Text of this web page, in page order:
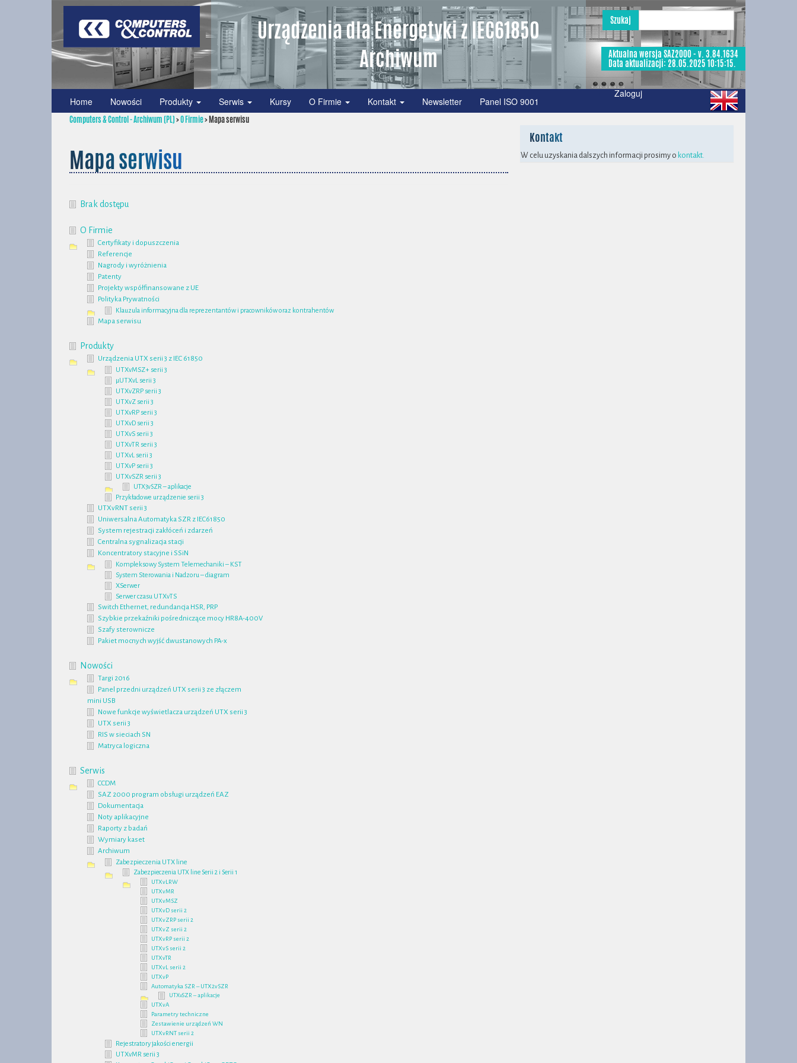
Urządzenia dla Energetyki z IEC61850
Archiwum
Szukaj
Aktualna wersja SAZ2000 - v. 3.84.1634
Data aktualizacji: 28.05.2025 10:15:15.
Home Nowości Produkty Serwis Kursy O Firmie Kontakt Newsletter Panel ISO 9001
Zaloguj
Computers & Control - Archiwum (PL)>O Firmie>Mapa serwisu
Mapa serwisu
Brak dostępu
O Firmie
Certyfikaty i dopuszczenia
Referencje
Nagrody i wyróżnienia
Patenty
Projekty współfinansowane z UE
Polityka Prywatności
Klauzula informacyjna dla reprezentantów i pracowników oraz kontrahentów
Mapa serwisu
Produkty
Urządzenia UTX serii 3 z IEC 61850
UTXvMSZ+ serii 3
µUTXvL serii 3
UTXvZRP serii 3
UTXvZ serii 3
UTXvRP serii 3
UTXvD serii 3
UTXvS serii 3
UTXvTR serii 3
UTXvL serii 3
UTXvP serii 3
UTXvSZR serii 3
UTX3vSZR – aplikacje
Przykładowe urządzenie serii 3
UTXvRNT serii 3
Uniwersalna Automatyka SZR z IEC61850
System rejestracji zakłóceń i zdarzeń
Centralna sygnalizacja stacji
Koncentratory stacyjne i SSiN
Kompleksowy System Telemechaniki – KST
System Sterowania i Nadzoru – diagram
XSerwer
Serwer czasu UTXvTS
Switch Ethernet, redundancja HSR, PRP
Szybkie przekaźniki pośredniczące mocy HR8A-400V
Szafy sterownicze
Pakiet mocnych wyjść dwustanowych PA-x
Nowości
Targi 2016
Panel przedni urządzeń UTX serii 3 ze złączem
mini USB
Nowe funkcje wyświetlacza urządzeń UTX serii 3
UTX serii 3
RIS w sieciach SN
Matryca logiczna
Serwis
CCDM
SAZ 2000 program obsługi urządzeń EAZ
Dokumentacja
Noty aplikacyjne
Raporty z badań
Wymiary kaset
Archiwum
Zabezpieczenia UTX line
Zabezpieczenia UTX line Serii 2 i Serii 1
UTXvLRW
UTXvMR
UTXvMSZ
UTXvD serii 2
UTXvZRP serii 2
UTXvZ serii 2
UTXvRP serii 2
UTXvS serii 2
UTXvTR
UTXvL serii 2
UTXvP
Automatyka SZR – UTX2vSZR
UTXvSZR – aplikacje
UTXvA
Parametry techniczne
Zestawienie urządzeń WN
UTXvRNT serii 2
Rejestratory jakości energii
UTXvMR serii 3
Kontakt
W celu uzyskania dalszych informacji prosimy o kontakt.